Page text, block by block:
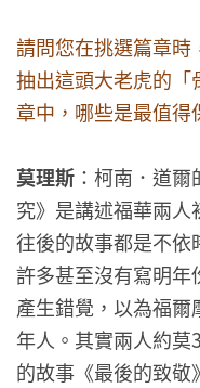
請問您在挑選篇章
抽出這頭大老虎的
章中，哪些是最值得
莫理斯 ：柯南．道
究》是講述福華兩人
往後的故事都是不依
許多甚至沒有寫明
產生錯覺，以為福
年人。其實兩人約
的故事《最後的致敬